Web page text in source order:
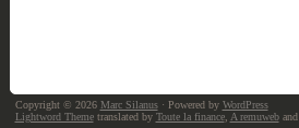
Copyright © 2026 Marc Silanus· Powered by WordPress
Lightword Themetranslated by Toute la finance, A remuweband